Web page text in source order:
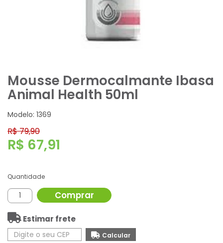
Mousse Dermocalmante Ibasa
Animal Health 50ml
Modelo: 1369
R$ 79,90
R$ 67,91
Quantidade
Comprar
Estimar frete